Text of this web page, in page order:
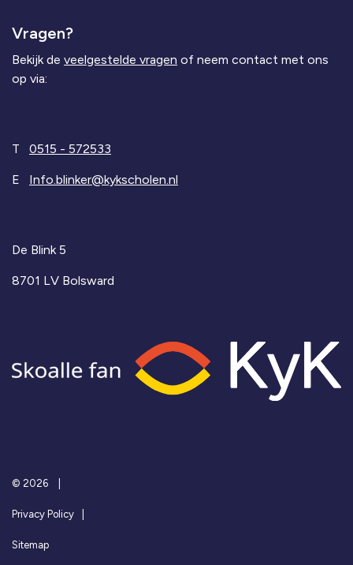
Vragen?
Bekijk de veelgestelde vragen of neem contact met ons
op via:
T 0515 - 572533
E Info.blinker@kykscholen.nl
De Blink 5
8701 LV Bolsward
© 2026
Privacy Policy
Sitemap